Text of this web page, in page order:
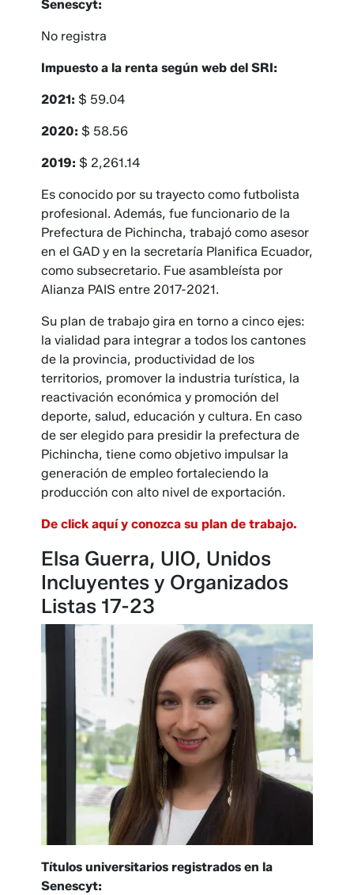
Senescyt:
No registra
Impuesto a la renta según web del SRI:
2021: $ 59.04
2020: $ 58.56
2019: $ 2,261.14
Es conocido por su trayecto como futbolista
profesional. Además, fue funcionario de la
Prefectura de Pichincha, trabajó como asesor
en el GAD y en la secretaría Planifica Ecuador,
como subsecretario. Fue asambleísta por
Alianza PAIS entre 2017-2021.
Su plan de trabajo gira en torno a cinco ejes:
la vialidad para integrar a todos los cantones
de la provincia, productividad de los
territorios, promover la industria turística, la
reactivación económica y promoción del
deporte, salud, educación y cultura. En caso
de ser elegido para presidir la prefectura de
Pichincha, tiene como objetivo impulsar la
generación de empleo fortaleciendo la
producción con alto nivel de exportación.
De click aquí y conozca su plan de trabajo.
Elsa Guerra, UIO, Unidos
Incluyentes y Organizados
Listas 17-23
Títulos universitarios registrados en la
Senescyt: